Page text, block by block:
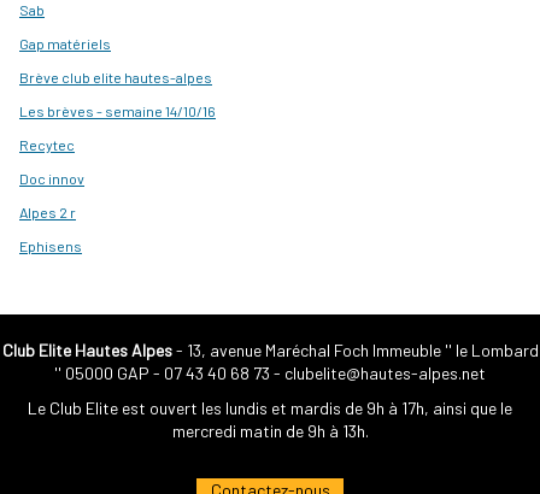
Sab
Gap matériels
Brève club elite hautes-alpes
Les brèves - semaine 14/10/16
Recytec
Doc innov
Alpes 2 r
Ephisens
Club Elite Hautes Alpes- 13, avenue Maréchal Foch Immeuble '' le Lombard
'' 05000 GAP - 07 43 40 68 73 - clubelite@hautes-alpes.net
Le Club Elite est ouvert les lundis et mardis de 9h à 17h, ainsi que le
mercredi matin de 9h à 13h.
Contactez-nous